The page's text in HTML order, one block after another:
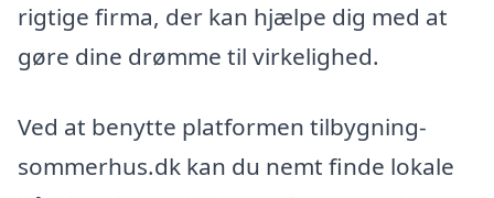
rigtige firma, der kan hjælpe dig med at
gøre dine drømme til virkelighed.
Ved at benytte platformen tilbygning-
sommerhus.dk kan du nemt finde lokale